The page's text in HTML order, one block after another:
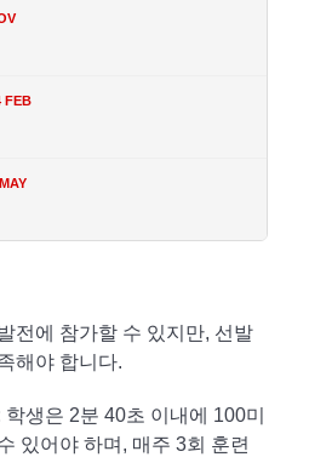
전에 참가할 수 있지만, 선발
해야 합니다.
생은 2분 40초 이내에 100미
있어야 하며, 매주 3회 훈련